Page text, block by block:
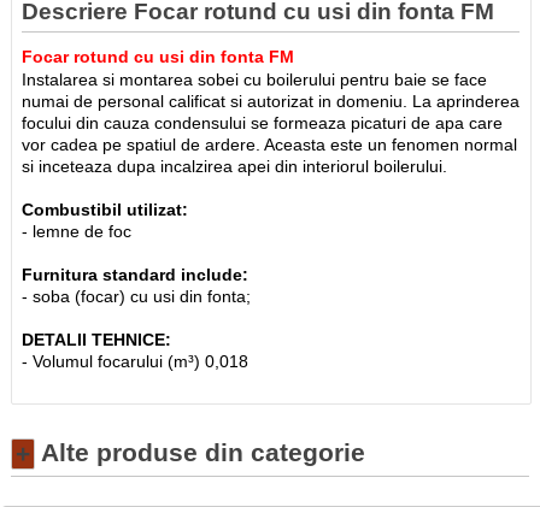
Descriere Focar rotund cu usi din fonta FM
Focar rotund cu usi din fonta FM
Instalarea si montarea sobei cu boilerului pentru baie se face
numai de personal calificat si autorizat in domeniu. La aprinderea
focului din cauza condensului se formeaza picaturi de apa care
vor cadea pe spatiul de ardere. Aceasta este un fenomen normal
si inceteaza dupa incalzirea apei din interiorul boilerului.
Combustibil utilizat:
- lemne de foc
Furnitura standard include:
- soba (focar) cu usi din fonta;
DETALII TEHNICE:
- Volumul focarului (m³) 0,018
+ Alte produse din categorie